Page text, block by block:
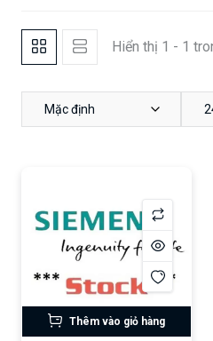
Hiển thị 1 - 1
Mặc định
Thêm vào giỏ hàng